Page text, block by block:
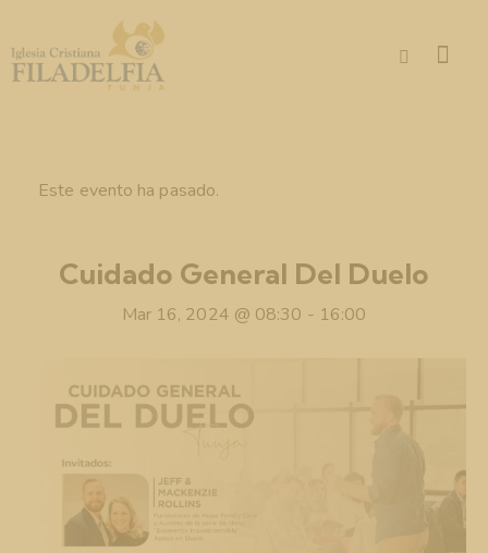
Este evento ha pasado.
Cuidado General Del Duelo
Mar 16, 2024 @ 08:30 - 16:00